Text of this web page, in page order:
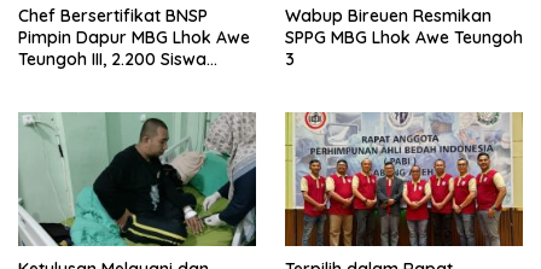
Chef Bersertifikat BNSP
Pimpin Dapur MBG Lhok Awe
Teungoh III, 2.200 Siswa
Wabup Bireuen Resmikan
SPPG MBG Lhok Awe Teungoh
3